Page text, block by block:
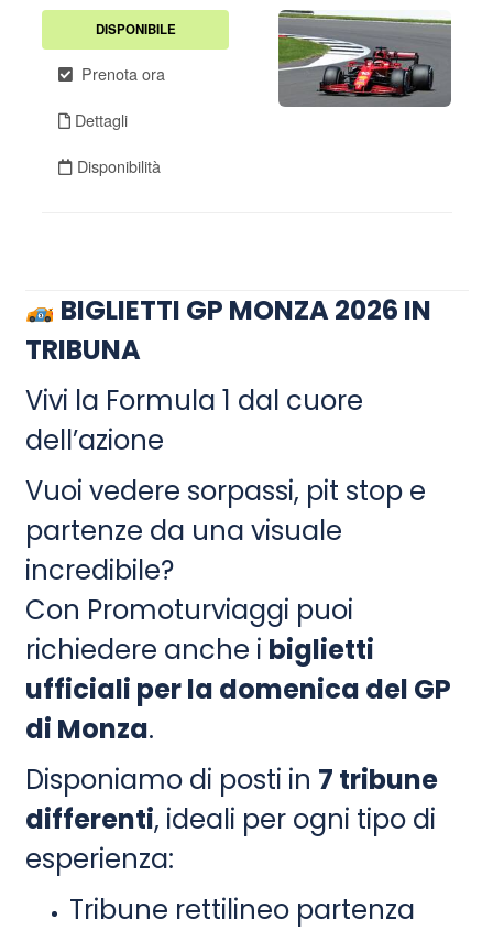
BIGLIETTI GP MONZA 2026 IN
TRIBUNA
Vivi la Formula 1 dal cuore
dell’azione
Vuoi vedere sorpassi, pit stop e
partenze da una visuale
incredibile?
Con Promoturviaggi puoi
richiedere anche i biglietti
ufficiali per la domenica del GP
di Monza.
Disponiamo di posti in 7 tribune
differenti, ideali per ogni tipo di
esperienza:
Tribune rettilineo partenza